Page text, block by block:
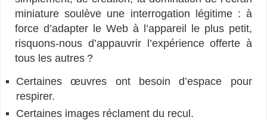
miniature soulève une interrogation légitime : à
force d’adapter le Web à l’appareil le plus petit,
risquons-nous d’appauvrir l’expérience offerte à
tous les autres ?
Certaines œuvres ont besoin d’espace pour
respirer.
Certaines images réclament du recul.